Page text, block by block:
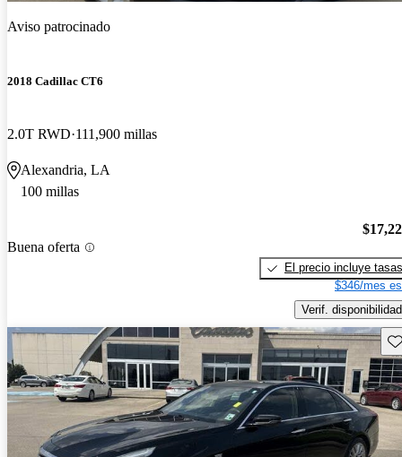
Aviso patrocinado
2018 Cadillac CT6
2.0T RWD 111,900 millas
Alexandria, LA
100 millas
Buena oferta
El precio incluye tasas
$346/mes
Verif. disponibilidad